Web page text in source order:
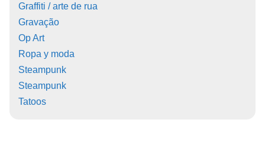
Graffiti / arte de rua
Gravação
Op Art
Ropa y moda
Steampunk
Steampunk
Tatoos